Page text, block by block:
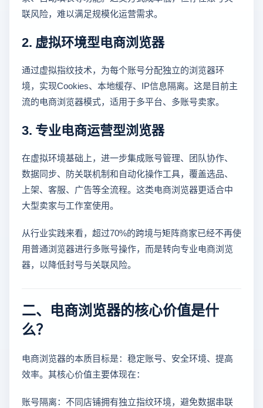
联风险，难以满足规模化运营需求。
2. 虚拟环境型电商浏览器
通过虚拟指纹技术，为每个账号分配独立的浏览器环
境，实现Cookies、本地缓存、IP信息隔离。这是目前主
流的电商浏览器模式，适用于多平台、多账号卖家。
3. 专业电商运营型浏览器
在虚拟环境基础上，进一步集成账号管理、团队协作、
数据同步、防关联机制和自动化操作工具，覆盖选品、
上架、客服、广告等全流程。这类电商浏览器更适合中
大型卖家与工作室使用。
从行业实践来看，超过70%的跨境与矩阵商家已经不再使
用普通浏览器进行多账号操作，而是转向专业电商浏览
器，以降低封号与关联风险。
二、电商浏览器的核心价值是什
么？
电商浏览器的本质目标是：稳定账号、安全环境、提高
效率。其核心价值主要体现在：
账号隔离：不同店铺拥有独立指纹环境，避免数据串联